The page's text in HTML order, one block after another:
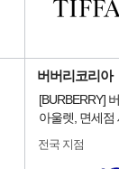
버버리코리아
[BURBERRY]
아울렛, 면세점
전국 지점